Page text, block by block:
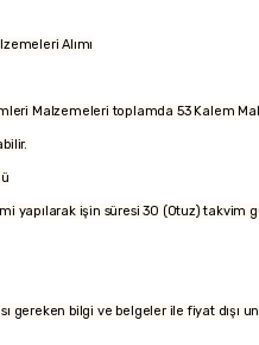
Alımı
Malzemeleri toplamda 53 Kalem Mal
işin süresi 30 (Otuz) takvim
gereken bilgi ve belgeler ile fiyat dışı